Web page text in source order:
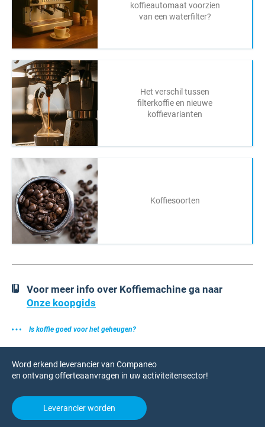
koffieautomaat voorzien
van een waterfilter?
Het verschil tussen
filterkoffie en nieuwe
koffievarianten
Koffiesoorten
Voor meer info over Koffiemachine ga naar
Onze koopgids
Is koffie goed voor het geheugen?
Word erkend leverancier van Companeo
en ontvang offerteaanvragen in uw activiteitensector!
Leverancier worden